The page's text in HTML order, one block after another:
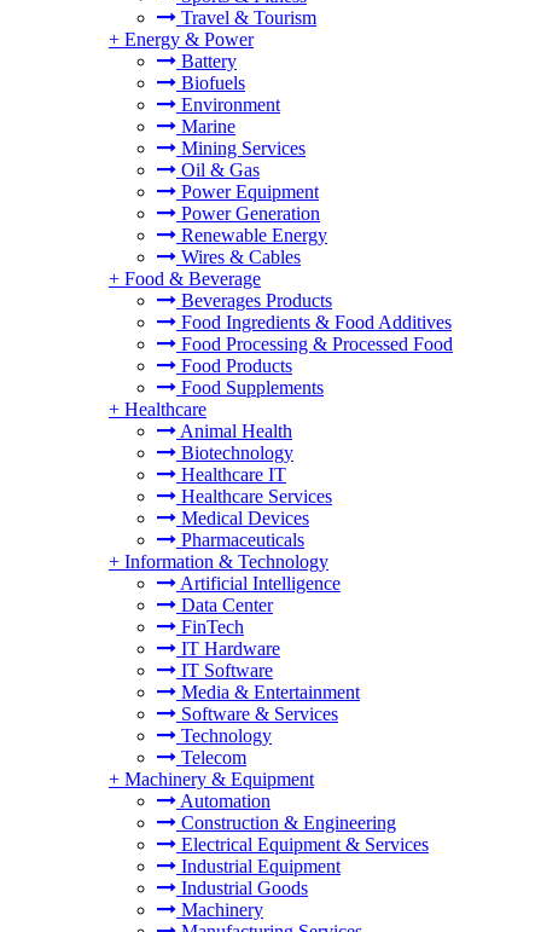
Travel & Tourism
+ Energy & Power
Battery
Biofuels
Environment
Marine
Mining Services
Oil & Gas
Power Equipment
Power Generation
Renewable Energy
Wires & Cables
+ Food & Beverage
Beverages Products
Food Ingredients & Food Additives
Food Processing & Processed Food
Food Products
Food Supplements
+ Healthcare
Animal Health
Biotechnology
Healthcare IT
Healthcare Services
Medical Devices
Pharmaceuticals
+ Information & Technology
Artificial Intelligence
Data Center
FinTech
IT Hardware
IT Software
Media & Entertainment
Software & Services
Technology
Telecom
+ Machinery & Equipment
Automation
Construction & Engineering
Electrical Equipment & Services
Industrial Equipment
Industrial Goods
Machinery